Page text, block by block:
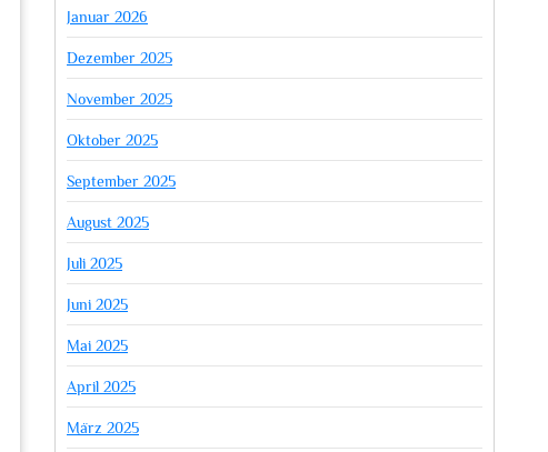
Januar 2026
Dezember 2025
November 2025
Oktober 2025
September 2025
August 2025
Juli 2025
Juni 2025
Mai 2025
April 2025
März 2025